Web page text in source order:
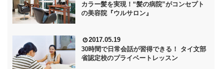
カラー髪を実現！“髪の病院”がコンセプト
の美容院『ウルサロン』
2017.05.19
30時間で日常会話が習得できる！ タイ文部
省認定校のプライベートレッスン